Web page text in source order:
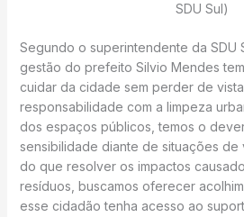
SDU Sul)
Segundo o superintendente da SDU
gestão do prefeito Silvio Mendes
cuidar da cidade sem perder de vista
responsabilidade com a limpeza
dos espaços públicos, temos o
sensibilidade diante de situações de
do que resolver os impactos
resíduos, buscamos oferecer
esse cidadão tenha acesso ao